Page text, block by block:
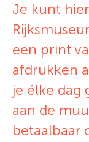
Je kunt
een print
afdrukken
je élke dag
aan de
betaalbaar